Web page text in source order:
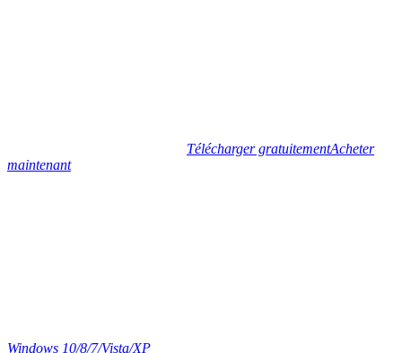
Télécharger gratuitementAcheter
maintenant
Windows 10/8/7/Vista/XP